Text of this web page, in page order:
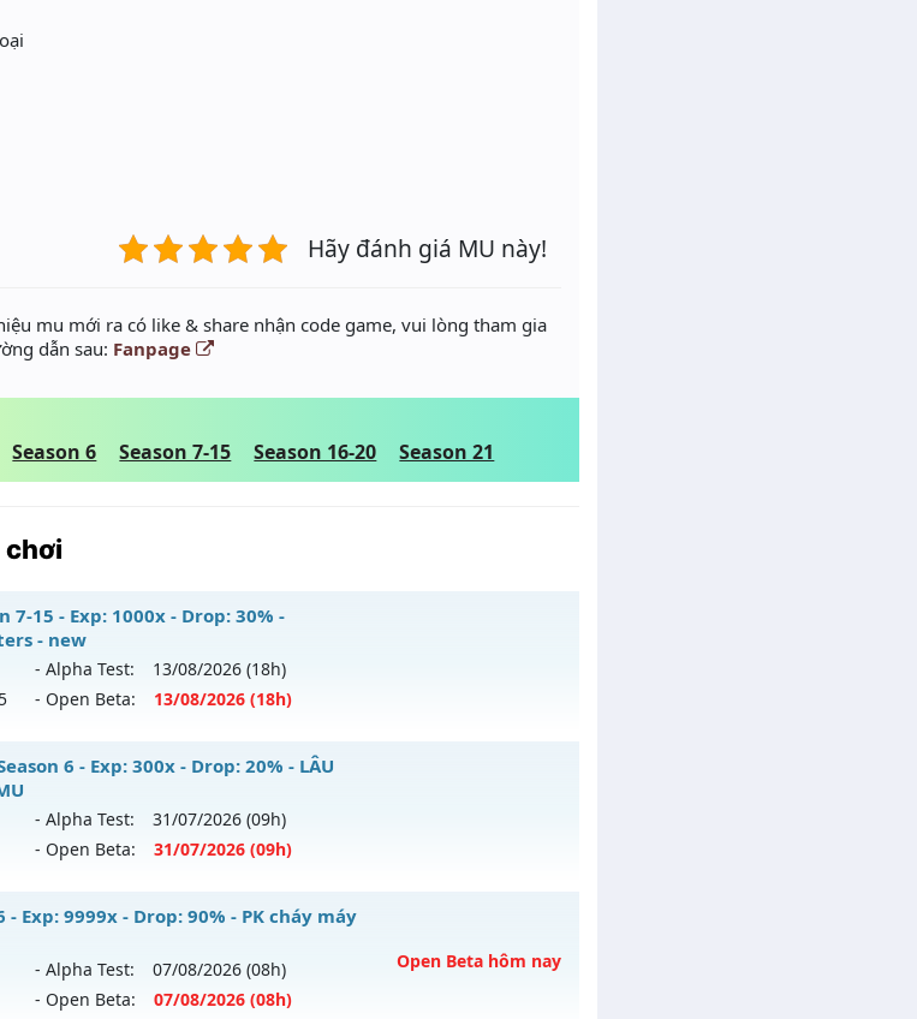
Hãy đánh giá MU này!
mu mới ra có like & share nhận code game, vui lòng tham gia
dẫn sau: Fanpage
Season 6 Season 7-15 Season 16-20 Season 21
chơi
7-15 - Exp: 1000x - Drop: 30% -
- new
- Alpha Test: 13/08/2026 (18h)
- Open Beta: 13/08/2026 (18h)
for all characters - new
2026 - Mở máy chủX1000vào 18h ngày 13/08/2626
Webzen
Season 6 - Exp: 300x - Drop: 20% - LÂU
- Alpha Test: 31/07/2026 (09h)
- Open Beta: 31/07/2026 (09h)
- LÂU DÀI, CAM KẾT CÓ GỘP MU
2026 - Mở máy chủCHÚA TỂvào 09h ngày 31/07/2626
- Exp: 9999x - Drop: 90% - PK cháy máy
- Alpha Test: 07/08/2026 (08h)
- Open Beta: 07/08/2026 (08h)
Open Beta hôm nay